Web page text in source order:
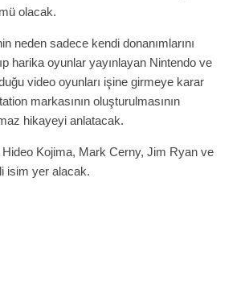
olacak.
neden sadece kendi donanımlarını
harika oyunlar yayınlayan Nintendo ve
video oyunları işine girmeye karar
markasının oluşturulmasının
hikayeyi anlatacak.
Hideo Kojima, Mark Cerny, Jim Ryan ve
isim yer alacak.